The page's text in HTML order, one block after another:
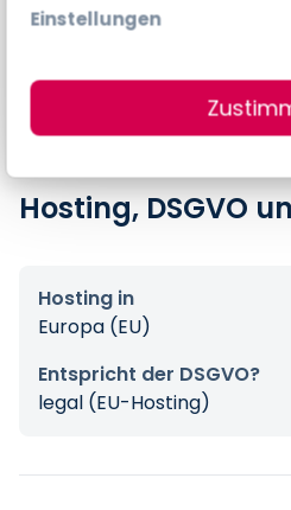
Einstellungen
300,00 € pro Nutzer &
Hosting, DSGVO
Hosting in
Europa (EU)
Entspricht der DSGVO?
legal (EU-Hosting)